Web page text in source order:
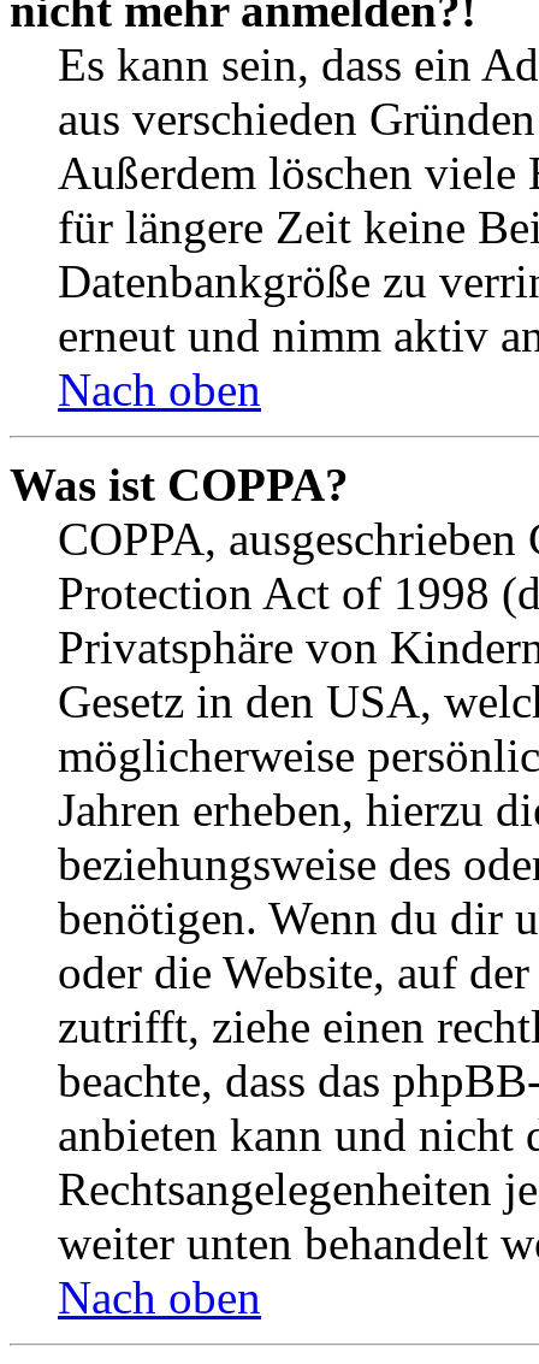
Es kann sein, dass ein
aus verschieden
Außerdem löschen viele
für längere Zeit keine
Datenbankgröße zu
erneut und nimm aktiv
Nach oben
Was ist COPPA?
COPPA,
Protection Act of 1998
Privatsphäre von
Gesetz in den USA,
möglicherweise
Jahren erheben, hierzu
beziehungsweise des
benötigen. Wenn du dir
oder die Website, auf
zutrifft, ziehe einen
beachte, dass das
anbieten kann und nicht
Rechtsangelegenheiten
weiter unten behandelt
Nach oben